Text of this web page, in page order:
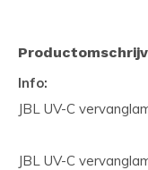
Info:
JBL UV-C
JBL UV-C